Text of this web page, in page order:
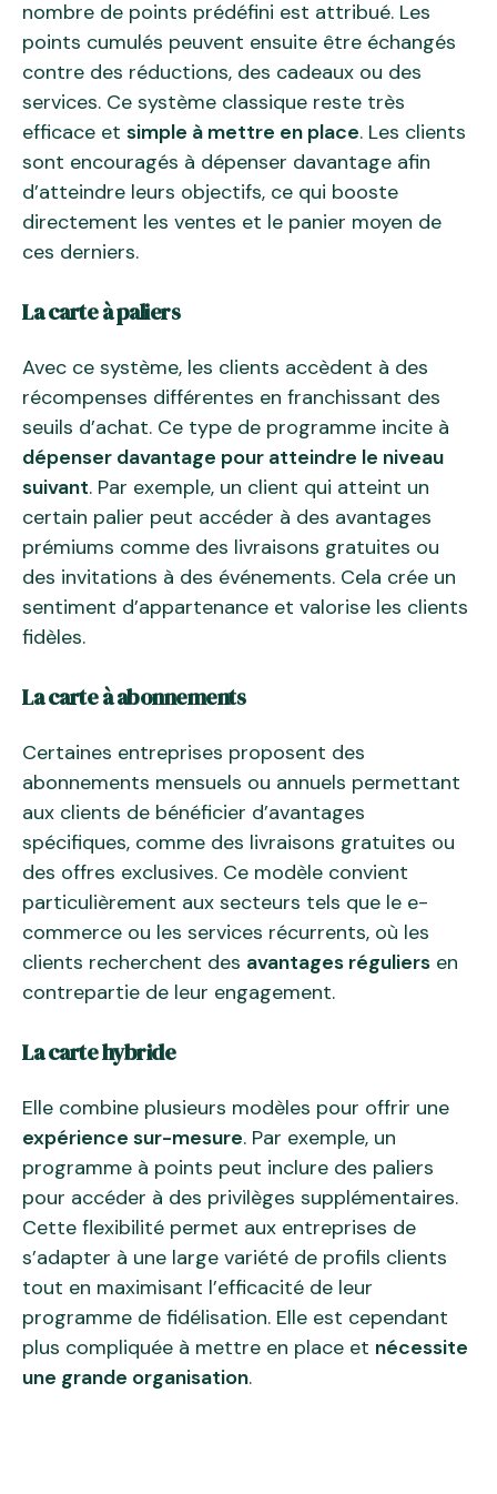
nombre de points prédéfini est attribué. Les
points cumulés peuvent ensuite être échangés
contre des réductions, des cadeaux ou des
services. Ce système classique reste très
efficace et simple à mettre en place. Les clients
sont encouragés à dépenser davantage afin
d’atteindre leurs objectifs, ce qui booste
directement les ventes et le panier moyen de
ces derniers.
La carte à paliers
Avec ce système, les clients accèdent à des
récompenses différentes en franchissant des
seuils d’achat. Ce type de programme incite à
dépenser davantage pour atteindre le niveau
suivant. Par exemple, un client qui atteint un
certain palier peut accéder à des avantages
prémiums comme des livraisons gratuites ou
des invitations à des événements. Cela crée un
sentiment d’appartenance et valorise les clients
fidèles.
La carte à abonnements
Certaines entreprises proposent des
abonnements mensuels ou annuels permettant
aux clients de bénéficier d’avantages
spécifiques, comme des livraisons gratuites ou
des offres exclusives. Ce modèle convient
particulièrement aux secteurs tels que le e-
commerce ou les services récurrents, où les
clients recherchent des avantages réguliers en
contrepartie de leur engagement.
La carte hybride
Elle combine plusieurs modèles pour offrir une
expérience sur-mesure. Par exemple, un
programme à points peut inclure des paliers
pour accéder à des privilèges supplémentaires.
Cette flexibilité permet aux entreprises de
s’adapter à une large variété de profils clients
tout en maximisant l’efficacité de leur
programme de fidélisation. Elle est cependant
plus compliquée à mettre en place et nécessite
une grande organisation.